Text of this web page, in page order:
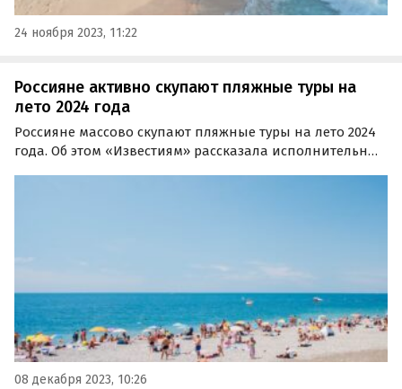
24 ноября 2023, 11:22
Россияне активно скупают пляжные туры на
лето 2024 года
Россияне массово скупают пляжные туры на лето 2024
года. Об этом «Известиям» рассказала исполнительный
08 декабря 2023, 10:26